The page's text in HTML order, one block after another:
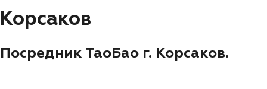
Корсаков
Посредник ТаоБао г. Корсаков.